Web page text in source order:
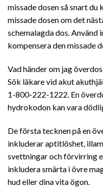
missade dosen så snart
missade dosen om det
schemalagda dos.
kompensera den missade
Vad händer om jag
Sök läkare vid akut
1-800-222-1222. En
hydrokodon kan vara
De första tecknen på en
inkluderar aptitlöshet,
svettningar och förvirring
inkludera smärta i övre
hud eller dina vita ögon.